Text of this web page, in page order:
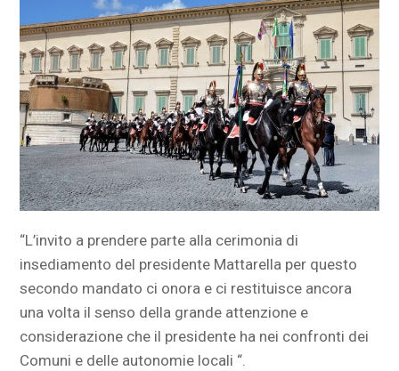
“L’invito a prendere parte alla cerimonia di
insediamento del presidente Mattarella per questo
secondo mandato ci onora e ci restituisce ancora
una volta il senso della grande attenzione e
considerazione che il presidente ha nei confronti dei
Comuni e delle autonomie locali “.